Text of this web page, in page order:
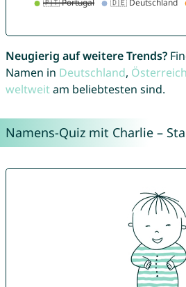
Neugierig auf weitere Trends?
Namen in Deutschland, Österreich
weltweitam beliebtesten sind.
Namens-Quiz mit Charlie –